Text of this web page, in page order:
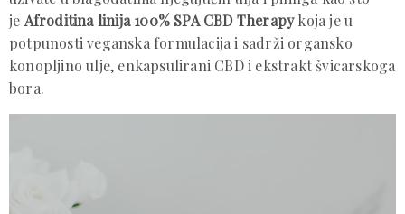
je Afroditina linija 100% SPA CBD Therapykoja je u
potpunosti veganska formulacija i sadrži organsko
konopljino ulje, enkapsulirani CBD i ekstrakt švicarskoga
bora.